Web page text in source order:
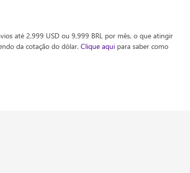
até 2,999 USD ou 9,999 BRL por mês, o que atingir
da cotação do dólar. Clique aqui para saber como